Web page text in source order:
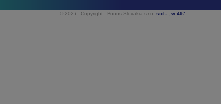
© 2026 - Copyright : Bonus Slovakia s.r.o. sid - , w:497